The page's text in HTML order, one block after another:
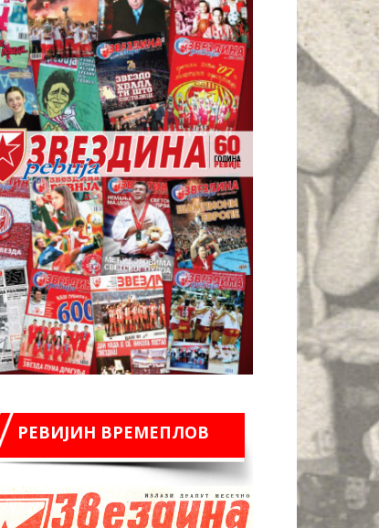
РЕВИЈИН ВРЕМЕПЛОВ